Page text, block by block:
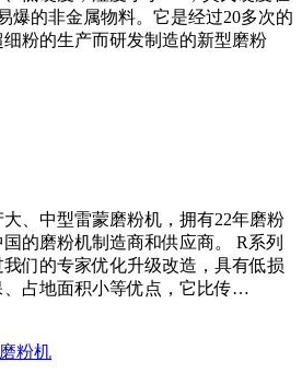
爆的非金属物料。它是经过20多次的
粉的生产而研发制造的新型磨粉
、中型雷蒙磨粉机，拥有22年磨粉
的磨粉机制造商和供应商。 R系列
们的专家优化升级改造，具有低损
、占地面积小等优点，它比传…